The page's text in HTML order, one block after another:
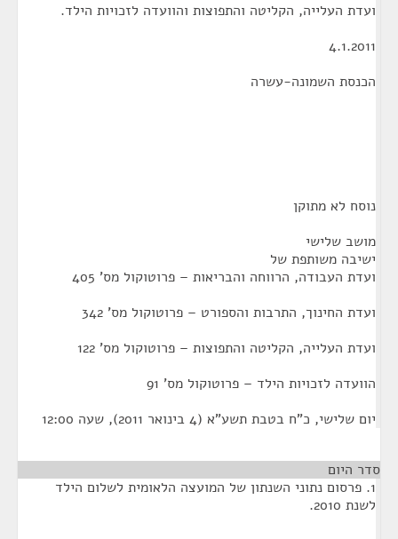
ועדת העלייה, הקליטה והתפוצות והוועדה לזכויות הילד.
4.1.2011
הכנסת השמונה-עשרה
נוסח לא מתוקן
מושב שלישי
ישיבה משותפת של
ועדת העבודה, הרווחה והבריאות – פרוטוקול מס' 405
ועדת החינוך, התרבות והספורט – פרוטוקול מס' 342
ועדת העלייה, הקליטה והתפוצות – פרוטוקול מס' 122
הוועדה לזכויות הילד – פרוטוקול מס' 91
יום שלישי, כ"ח בטבת תשע"א (4 בינואר 2011), שעה 12:00
סדר היום
1. פרסום נתוני השנתון של המועצה הלאומית לשלום הילד
לשנת 2010.